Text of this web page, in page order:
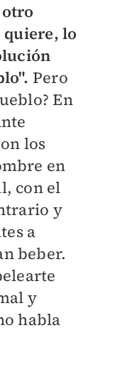
lo
Pero
En
los
en
con el
y
a
beber.
y
habla